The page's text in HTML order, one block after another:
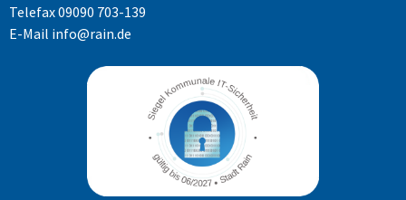
Telefax 09090 703-139
E-Mail info@rain.de